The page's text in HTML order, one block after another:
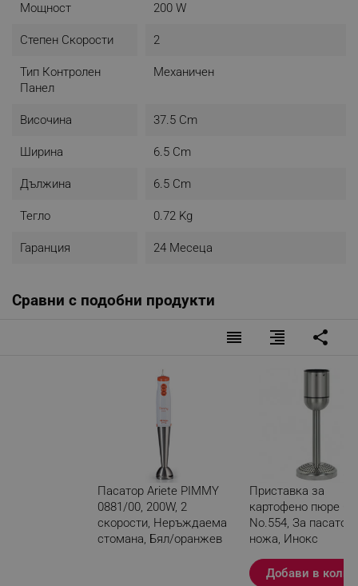
Мощност 200 W
Степен Скорости 2
Тип Контролен
Панел
Механичен
Височина 37.5 Cm
Ширина 6.5 Cm
Дължина 6.5 Cm
Тегло 0.72 Kg
Гаранция 24 Месеца
Сравни с подобни продукти
reorder format_align_right share
Пасатор Ariete PIMMY
0881/00, 200W, 2
скорости, Неръждаема
стомана, Бял/оранжев
Приставка за
картофено пюре
No.554, За
ножа, Инокс
Добави в